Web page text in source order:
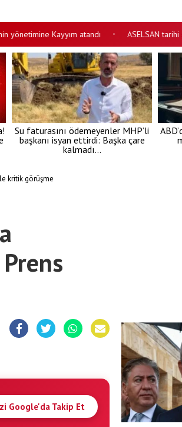
Kayyım atandı • ASELSAN tarihi
Su faturasını ödemeyenler MHP’li
başkanı isyan ettirdi: Başka çare
kalmadı…
kritik görüşme
Google'da Takip Et